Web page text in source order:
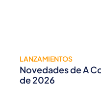
LANZAMIENTOS
Novedades de A
de 2026